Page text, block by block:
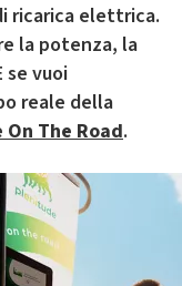
ricarica elettrica.
la potenza, la
se vuoi
reale della
The Road.